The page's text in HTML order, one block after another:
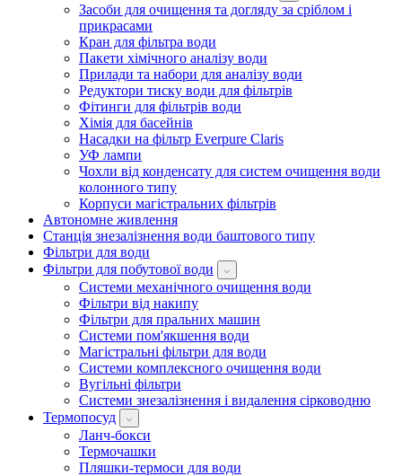
Засоби для очищення та догляду за сріблом і
прикрасами
Кран для фільтра води
Пакети хімічного аналізу води
Прилади та набори для аналізу води
Редуктори тиску води для фільтрів
Фітинги для фільтрів води
Хімія для басейнів
Насадки на фільтр Everpure Claris
УФ лампи
Чохли від конденсату для систем очищення води
колонного типу
Корпуси магістральних фільтрів
Автономне живлення
Станція знезалізнення води баштового типу
Фільтри для води
Фільтри для побутової води
Системи механічного очищення води
Фільтри від накипу
Фільтри для пральних машин
Системи пом'якшення води
Магістральні фільтри для води
Системи комплексного очищення води
Вугільні фільтри
Системи знезалізнення і видалення сірководню
Термопосуд
Ланч-бокси
Термочашки
Пляшки-термоси для води